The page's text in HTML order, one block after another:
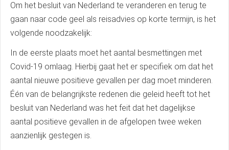
Om het besluit van Nederland te veranderen en terug te
gaan naar code geel als reisadvies op korte termijn, is het
volgende noodzakelijk:
In de eerste plaats moet het aantal besmettingen met
Covid-19 omlaag. Hierbij gaat het er specifiek om dat het
aantal nieuwe positieve gevallen per dag moet minderen.
Één van de belangrijkste redenen die geleid heeft tot het
besluit van Nederland was het feit dat het dagelijkse
aantal positieve gevallen in de afgelopen twee weken
aanzienlijk gestegen is.